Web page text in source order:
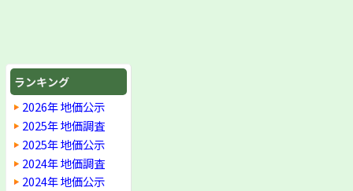
ランキング
2026年 地価公示
2025年 地価調査
2025年 地価公示
2024年 地価調査
2024年 地価公示